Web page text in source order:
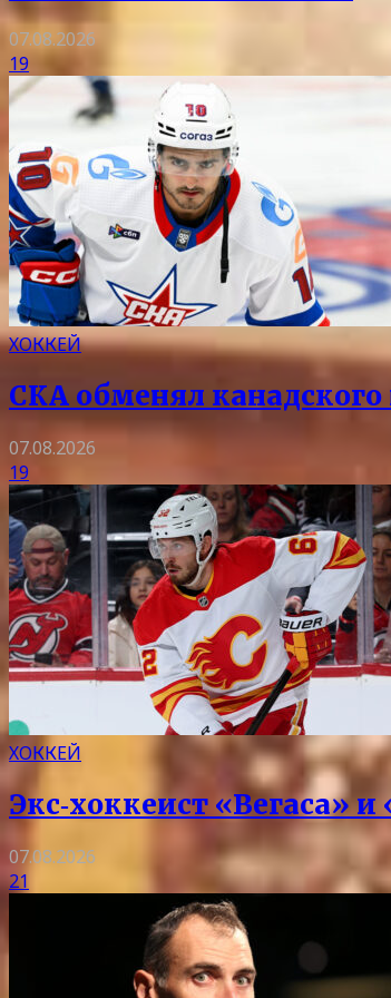
07.08.2026
19
ХОККЕЙ
СКА обменял
07.08.2026
19
ХОККЕЙ
Экс‑хоккеист «Вегаса»
07.08.2026
21